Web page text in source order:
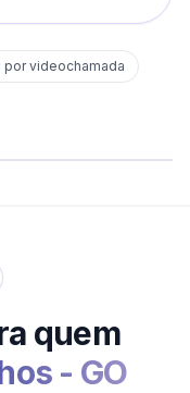
videochamada
quem
- GO